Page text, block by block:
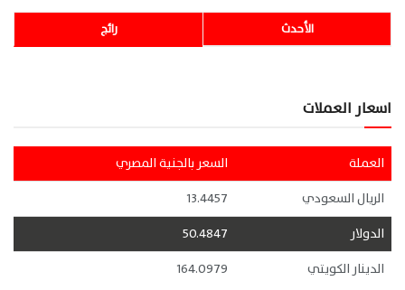
رائج الأحدث
اسعار العملات
العملة
السعر بالجنية المصري
الريال السعودي
13.4457
الدولار
50.4847
الدينار الكويتي
164.0979